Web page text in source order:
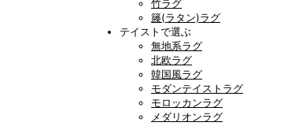
竹ラグ
籐(ラタン)ラグ
テイストで選ぶ
無地系ラグ
北欧ラグ
韓国風ラグ
モダンテイストラグ
モロッカンラグ
メダリオンラグ